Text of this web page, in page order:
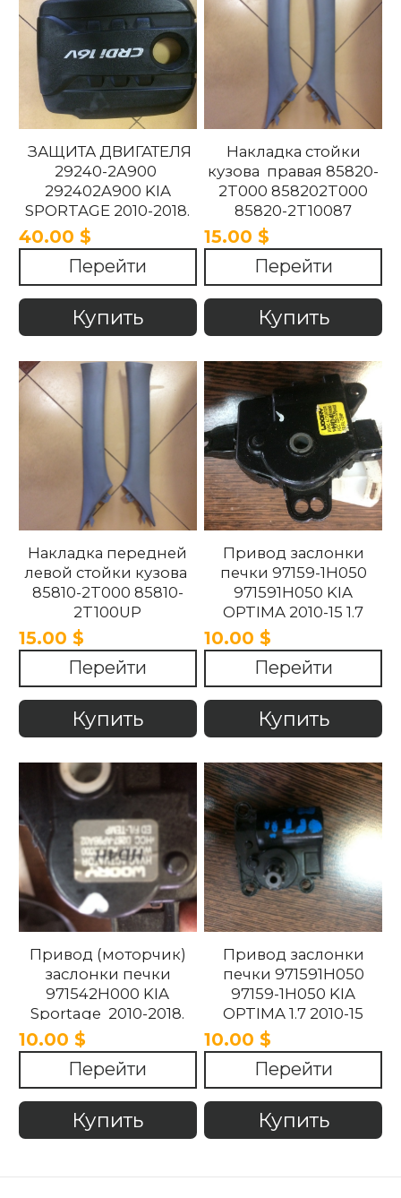
ЗАЩИТА ДВИГАТЕЛЯ
29240-2A900
292402A900 KIA
SPORTAGE 2010-2018.
40.00 $
Перейти
Купить
Накладка стойки
кузова правая 85820-
2T000 858202T000
85820-2T10087
858202T10087 85820-
2T100UP
858202T100UP Kia
Optima 2010 -2015
15.00 $
Перейти
Купить
Накладка передней
левой стойки кузова
85810-2T000 85810-
2T100UP
858102T100UP
858102T000 Kia
Optima 2010 -2015.
15.00 $
Перейти
Купить
Привод заслонки
печки 97159-1H050
971591H050 KIA
OPTIMA 2010-15 1.7
10.00 $
Перейти
Купить
Привод (моторчик)
заслонки печки
971542H000 KIA
Sportage 2010-2018.
10.00 $
Перейти
Купить
Привод заслонки
печки 971591H050
97159-1H050 KIA
OPTIMA 1.7 2010-15
10.00 $
Перейти
Купить